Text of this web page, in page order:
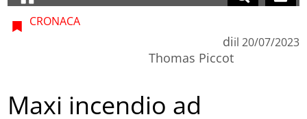
CRONACA
di
Thomas Piccot
il 20/07/2023
Maxi incendio ad